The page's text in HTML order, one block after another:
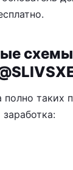
полно таких